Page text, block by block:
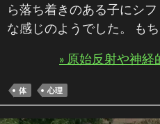
ら落ち着きのある子にシ
な感じのようでした。 も
» 原始反射や神
体 心理